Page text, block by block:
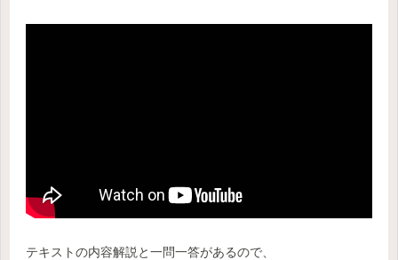
テキストの内容解説と一問一答があるので、